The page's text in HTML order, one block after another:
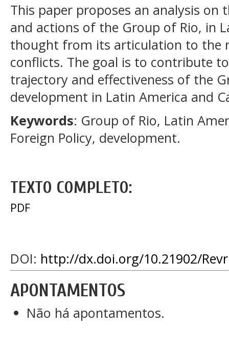
This paper proposes an analysis on
and actions of the Group of Rio, in
thought from its articulation to the
conflicts. The goal is to contribute
trajectory and effectiveness of the
development in Latin America and
Keywords: Group of Rio, Latin
Foreign Policy, development.
TEXTO COMPLETO:
PDF
DOI: http://dx.doi.org/10.21902/
APONTAMENTOS
Não há apontamentos.